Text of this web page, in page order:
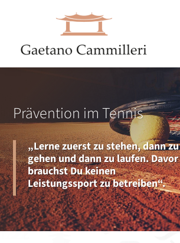
Prävention im Tennis
„Lerne zuerst zu stehen, dann zu
gehen und dann zu laufen. Davor
brauchst Du keinen
Leistungssport zu betreiben“.